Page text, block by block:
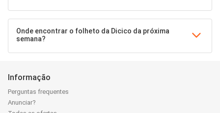
Onde encontrar o folheto da Dicico da próxima
semana?
Informação
Perguntas frequentes
Anunciar?